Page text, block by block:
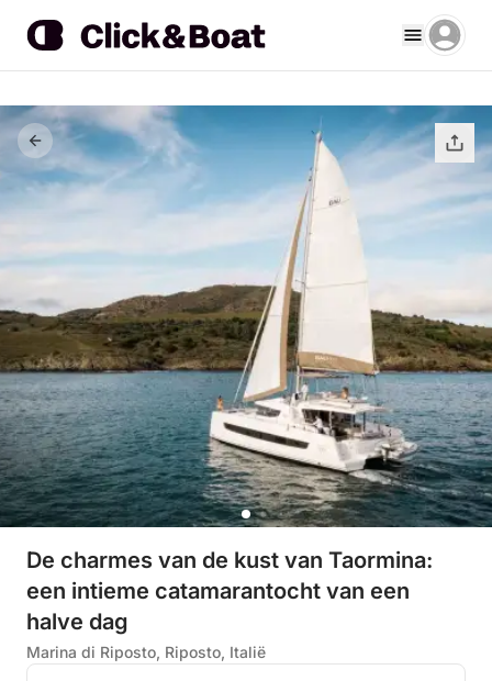
De charmes van de kust van Taormina:
een intieme catamarantocht van een
halve dag
Marina di Riposto, Riposto, Italië